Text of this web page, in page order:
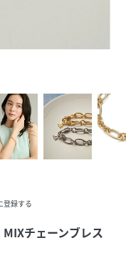
登録する
MIXチェーンブレス